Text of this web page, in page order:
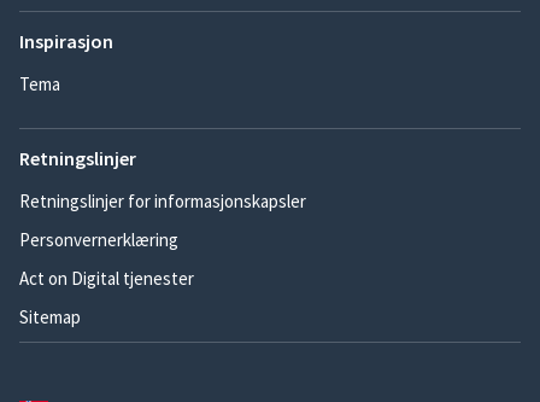
Inspirasjon
Tema
Retningslinjer
Retningslinjer for informasjonskapsler
Personvernerklæring
Act on Digital tjenester
Sitemap